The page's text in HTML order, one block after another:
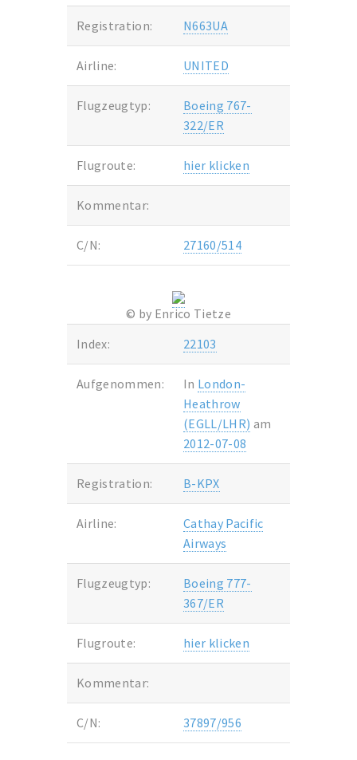
Registration: N663UA
Airline: UNITED
Flugzeugtyp:
Boeing 767-
322/ER
Flugroute: hier klicken
Kommentar:
C/N: 27160/514
© by Enrico Tietze
Index:
22103
Aufgenommen: In London-
Heathrow
(EGLL/LHR) am
2012-07-08
Registration: B-KPX
Airline:
Cathay Pacific
Airways
Flugzeugtyp:
Boeing 777-
367/ER
Flugroute: hier klicken
Kommentar:
C/N: 37897/956